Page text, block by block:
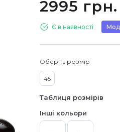
2995 грн.
Є в наявності
Оберіть розмір
45
Таблиця розмірів
Інші кольори